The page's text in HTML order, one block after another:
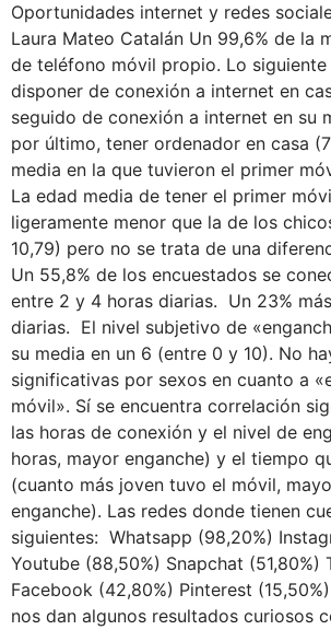
Oportunidades internet y redes
Laura Mateo Catalán Un 99,6% de la
de teléfono móvil propio. Lo siguiente
disponer de conexión a internet en
seguido de conexión a internet en su
por último, tener ordenador en casa
media en la que tuvieron el primer
La edad media de tener el primer
ligeramente menor que la de los
10,79) pero no se trata de una
Un 55,8% de los encuestados se
entre 2 y 4 horas diarias. Un 23%
diarias. El nivel subjetivo de
su media en un 6 (entre 0 y 10). No
significativas por sexos en cuanto a
móvil». Sí se encuentra correlación
las horas de conexión y el nivel de
horas, mayor enganche) y el tiempo
(cuanto más joven tuvo el móvil,
enganche). Las redes donde tienen
siguientes: Whatsapp (98,20%)
Youtube (88,50%) Snapchat (51,80%)
Facebook (42,80%) Pinterest
nos dan algunos resultados curiosos